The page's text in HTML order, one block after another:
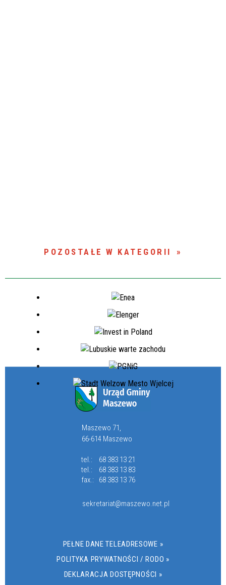
POZOSTAŁE W KATEGORII
Maszewo 71,
66-614 Maszewo
tel.:
68 383 13 21
tel.:
68 383 13 83
fax.:
68 383 13 76
sekretariat@maszewo.net.pl
PEŁNE DANE TELEADRESOWE »
POLITYKA PRYWATNOŚCI / RODO »
DEKLARACJA DOSTĘPNOŚCI »